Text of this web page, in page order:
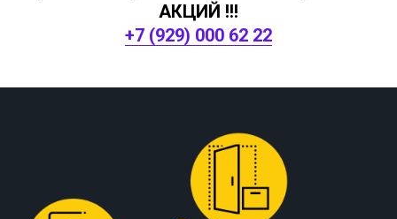
АКЦИЙ !!!
+7 (929) 000 62 22